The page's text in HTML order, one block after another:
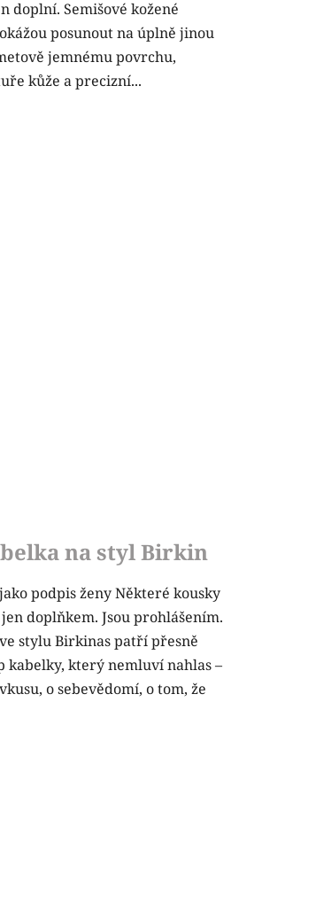
doplní. Semišové kožené
posunout na úplně jinou
jemnému povrchu,
kůže a precizní...
na styl Birkin
podpis ženy Některé kousky
doplňkem. Jsou prohlášením.
stylu Birkinas patří přesně
kabelky, který nemluví nahlas –
o sebevědomí, o tom, že